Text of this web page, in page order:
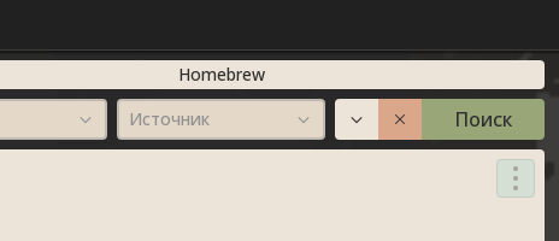
Homebrew
Источник Поиск